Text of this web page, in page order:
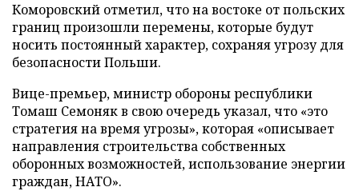
Коморовский отметил, что на востоке от польских
границ произошли перемены, которые будут
носить постоянный характер, сохраняя угрозу для
безопасности Польши.
Вице-премьер, министр обороны республики
Томаш Семоняк в свою очередь указал, что «это
стратегия на время угрозы», которая «описывает
направления строительства собственных
оборонных возможностей, использование энергии
граждан, НАТО».